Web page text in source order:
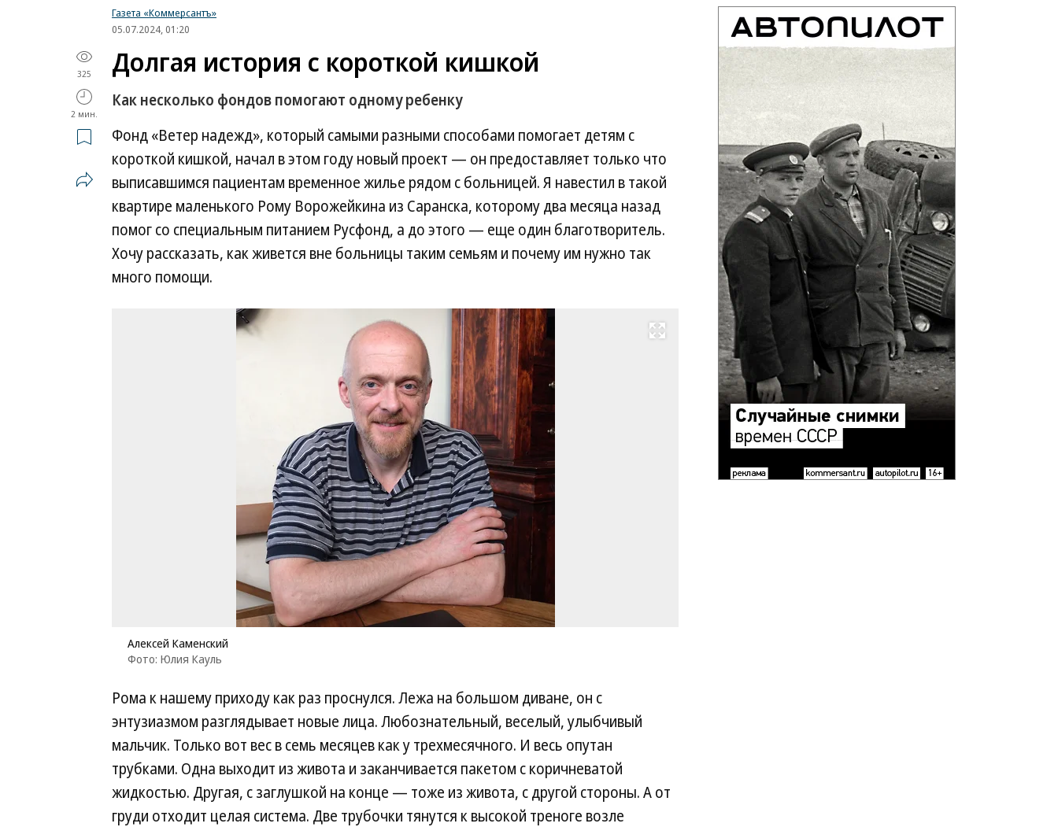
Газета «Коммерсантъ»
05.07.2024, 01:20
325
2 мин.
Долгая история с короткой кишкой
Как несколько фондов помогают одному ребенку
Фонд «Ветер надежд», который самыми разными способами помогает детям с
короткой кишкой, начал в этом году новый проект — он предоставляет только что
выписавшимся пациентам временное жилье рядом с больницей. Я навестил в такой
квартире маленького Рому Ворожейкина из Саранска, которому два месяца назад
помог со специальным питанием Русфонд, а до этого — еще один благотворитель.
Хочу рассказать, как живется вне больницы таким семьям и почему им нужно так
много помощи.
Развернуть на весь экран
Алексей Каменский
Фото: Юлия Кауль
Алексей
Каменский
Фото:
Юлия
Рома к нашему приходу как раз проснулся. Лежа на большом диване, он с
энтузиазмом разглядывает новые лица. Любознательный, веселый, улыбчивый
мальчик. Только вот вес в семь месяцев как у трехмесячного. И весь опутан
трубками. Одна выходит из живота и заканчивается пакетом с коричневатой
жидкостью. Другая, с заглушкой на конце — тоже из живота, с другой стороны. А от
груди отходит целая система. Две трубочки тянутся к высокой треноге возле